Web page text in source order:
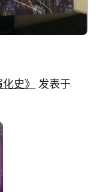
史》
发表于